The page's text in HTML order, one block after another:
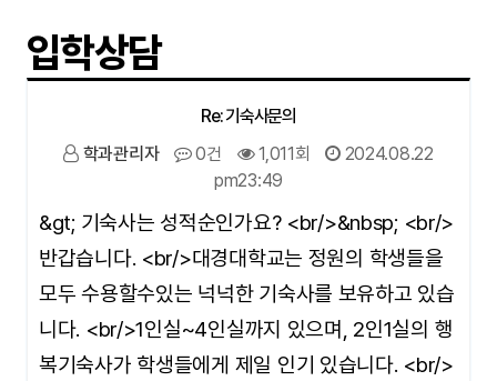
입학상담
Re: 기숙사문의
학과관리자
0건 1,011회
2024.08.22
pm23:49
&gt; 기숙사는 성적순인가요? <br/>&nbsp; <br/>
반갑습니다. <br/>대경대학교는 정원의 학생들을
모두 수용할수있는 넉넉한 기숙사를 보유하고 있습
니다. <br/>1인실~4인실까지 있으며, 2인1실의 행
복기숙사가 학생들에게 제일 인기 있습니다. <br/>